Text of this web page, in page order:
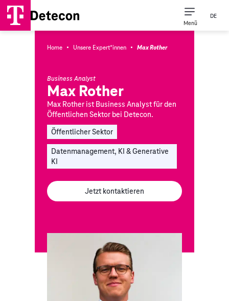
Menü
DE
Home · Unsere Expert*innen · Max Rother
Business Analyst
Max Rother
Max Rother ist Business Analyst für den
Öffentlichen Sektor bei Detecon.
Öffentlicher Sektor
Datenmanagement, KI & Generative
KI
Jetzt kontaktieren